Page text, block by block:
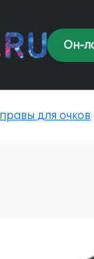
Он-
для очков